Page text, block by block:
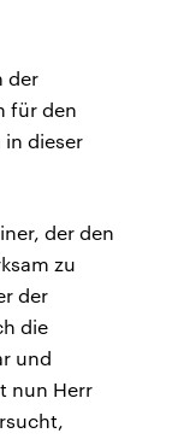
der
für den
in dieser
der den
zu
der
die
und
nun Herr